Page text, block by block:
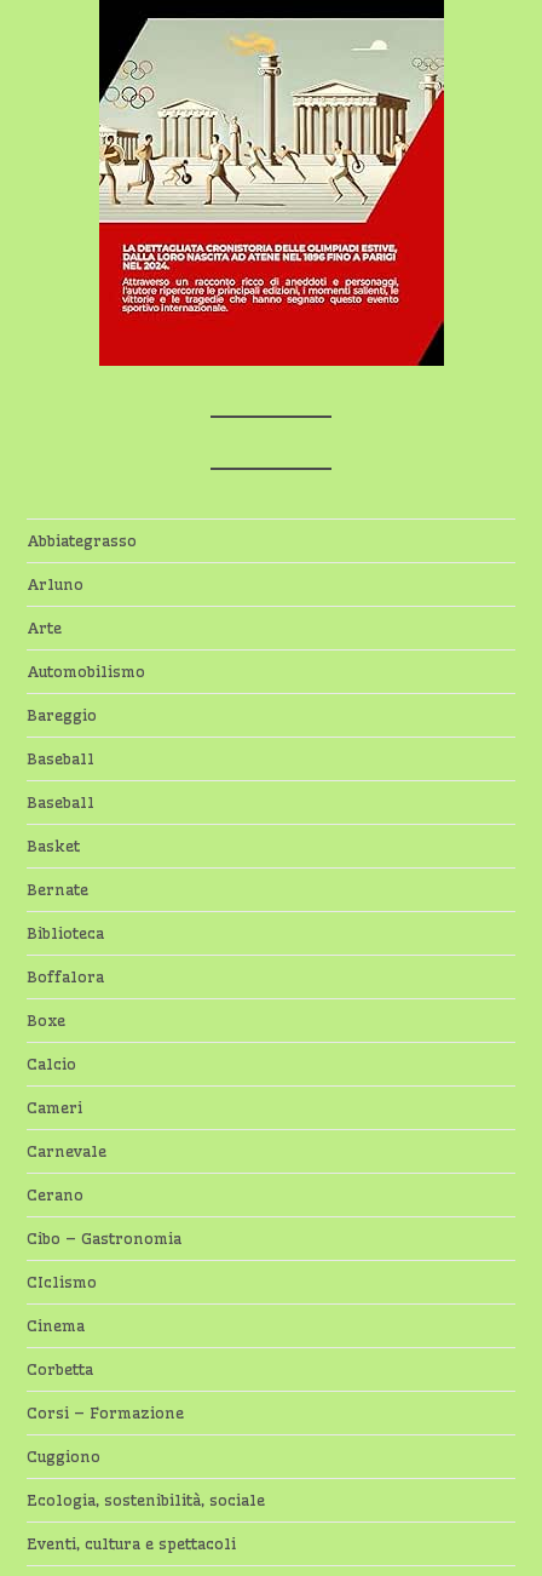
Abbiategrasso
Arluno
Arte
Automobilismo
Bareggio
Baseball
Baseball
Basket
Bernate
Biblioteca
Boffalora
Boxe
Calcio
Cameri
Carnevale
Cerano
Cibo – Gastronomia
CIclismo
Cinema
Corbetta
Corsi – Formazione
Cuggiono
Ecologia, sostenibilità, sociale
Eventi, cultura e spettacoli